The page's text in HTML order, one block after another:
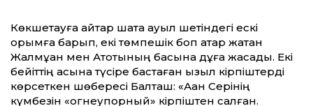
Көкшетауға қайтар шақта ауыл шетіндегі ескі
қорымға барып, екі төмпешік боп қатар жатқан
Жалмұқан мен Ақтоқтының басына дұға жасадық. Екі
бейіттің қасына түсіре бастаған қызыл кірпіштерді
көрсеткен шөбересі Балташ: «Ақан Серінің
күмбезін «огнеупорный» кірпіштен салған.